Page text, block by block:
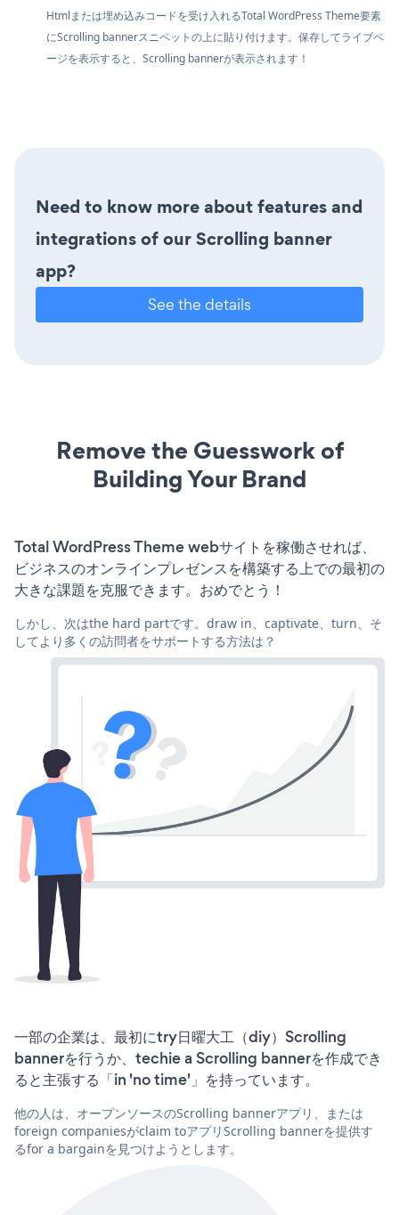
Htmlまたは埋め込みコードを受け入れるTotal WordPress Theme要素
にScrolling bannerスニペットの上に貼り付けます。保存してライブペ
ージを表示すると、Scrolling bannerが表示されます！
Need to know more about features and
integrations of our Scrolling banner
app?
See the details
Remove the Guesswork of
Building Your Brand
Total WordPress Theme webサイトを稼働させれば、
ビジネスのオンラインプレゼンスを構築する上での最初の
大きな課題を克服できます。おめでとう！
しかし、次はthe hard partです。draw in、captivate、turn、そ
してより多くの訪問者をサポートする方法は？
一部の企業は、最初にtry日曜大工（diy）Scrolling
bannerを行うか、techie a Scrolling bannerを作成でき
ると主張する「in 'no time'」を持っています。
他の人は、オープンソースのScrolling bannerアプリ、または
foreign companiesがclaim toアプリScrolling bannerを提供す
るfor a bargainを見つけようとします。